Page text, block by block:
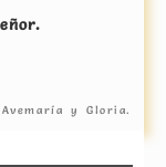
y Gloria.